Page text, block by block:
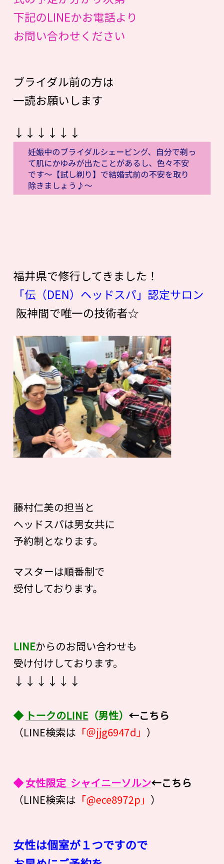
下記のLINEかお電話より
お問い合わせください
ブライダル前の方は
一読お願いします
↓↓↓↓↓↓
妊娠中のブライダルシェービング、自分で剃っ
て肌にかゆみが出たことがあるし、色々不安
です〜【試し剃り】で結婚式前の不安を取り
除きましょう♪〜
福井県で修行してきました！
「伝（DEN）ヘッドスパ」認定サロン
阪神間で唯一の技術者☆
藤村仁美の担当と
ヘッドスパは男女共に
予約制となります。
マスターは順番制で
受付しております。
LINEからのお問い合わせも
受け付けしております。
↓↓↓↓↓↓
◆ トークのLINE（男性） ←こちら
（LINE検索は 「＠jjg6947d」 ）
◆女性限定 シャイニーソルン←こちら
（LINE検索は 「@ece8972p」 ）
女性は個室が１つですので